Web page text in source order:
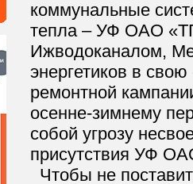
коммунальные
тепла – УФ ОАО
Ижводоканалом,
энергетиков в
ремонтной
осенне-зимнему
собой угрозу
присутствия УФ
Чтобы не